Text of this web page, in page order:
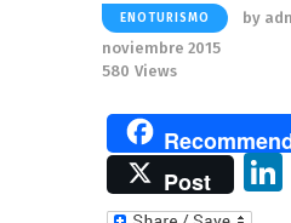
ENOTURISMO by
noviembre 2015
580 Views
Post